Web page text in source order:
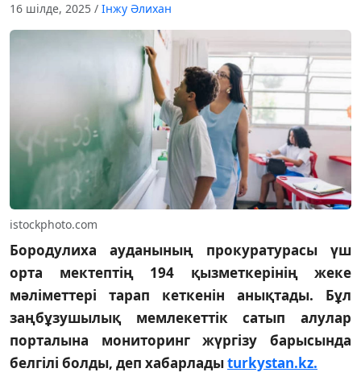
16 шілде, 2025 / Інжу Әлихан
istockphoto.com
Бородулиха ауданының прокуратурасы үш
орта мектептің 194 қызметкерінің жеке
мәліметтері тарап кеткенін анықтады. Бұл
заңбұзушылық мемлекеттік сатып алулар
порталына мониторинг жүргізу барысында
белгілі болды, деп хабарладыturkystan.kz.